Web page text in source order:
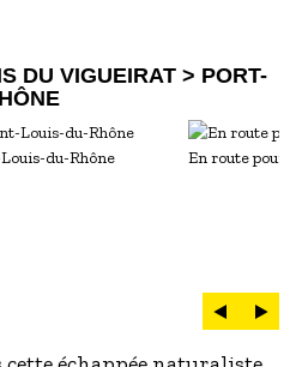
DU VIGUEIRAT > PORT-
du-Rhône En route pour la